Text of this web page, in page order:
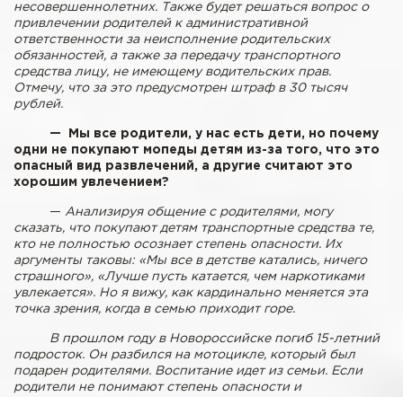
несовершеннолетних. Также будет решаться вопрос о
привлечении родителей к административной
ответственности за неисполнение родительских
обязанностей, а также за передачу транспортного
средства лицу, не имеющему водительских прав.
Отмечу, что за это предусмотрен штраф в 30 тысяч
рублей.
— Мы все родители, у нас есть дети, но почему
одни не покупают мопеды детям из-за того, что это
опасный вид развлечений, а другие считают это
хорошим увлечением?
— Анализируя общение с родителями, могу
сказать, что покупают детям транспортные средства те,
кто не полностью осознает степень опасности. Их
аргументы таковы: «Мы все в детстве катались, ничего
страшного», «Лучше пусть катается, чем наркотиками
увлекается». Но я вижу, как кардинально меняется эта
точка зрения, когда в семью приходит горе.
В прошлом году в Новороссийске погиб 15-летний
подросток. Он разбился на мотоцикле, который был
подарен родителями. Воспитание идет из семьи. Если
родители не понимают степень опасности и